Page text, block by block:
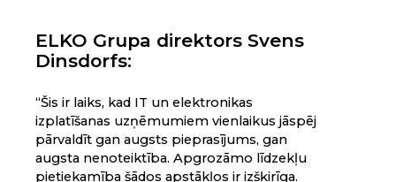
ELKO Grupa direktors Svens
Dinsdorfs:
“Šis ir laiks, kad IT un elektronikas
izplatīšanas uzņēmumiem vienlaikus jāspēj
pārvaldīt gan augsts pieprasījums, gan
augsta nenoteiktība. Apgrozāmo līdzekļu
pietiekamība šādos apstākļos ir izšķirīga.